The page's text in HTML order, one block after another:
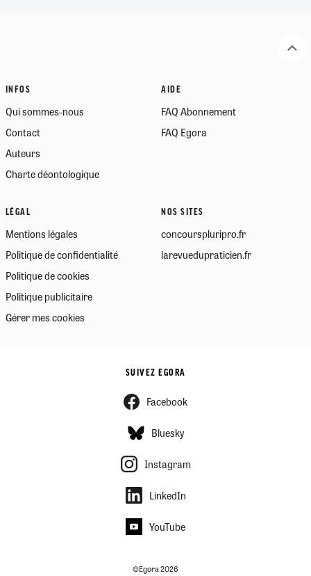
INFOS
Qui sommes-nous
Contact
Auteurs
Charte déontologique
AIDE
FAQ Abonnement
FAQ Egora
LÉGAL
Mentions légales
Politique de confidentialité
Politique de cookies
Politique publicitaire
Gérer mes cookies
NOS SITES
concourspluripro.fr
larevuedupraticien.fr
SUIVEZ EGORA
Facebook
Bluesky
Instagram
LinkedIn
YouTube
©Egora 2026